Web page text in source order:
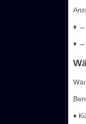
♦ →
♦ →
♦